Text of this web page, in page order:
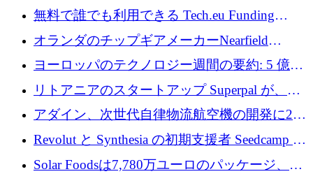
a16z が Prosper AI を 3,000 万ドルで支援
無料で誰でも利用できる Tech.eu Funding
Explorer のご紹介
オランダのチップギアメーカーNearfield
Instrumentsが3億8,000万ドルを調達
ヨーロッパのテクノロジー週間の要約: 5 億
8,500 万ユーロを超える 60 以上のテクノロジ
ー資金調達取引
リトアニアのスタートアップ Superpal が、
Slack 内に構築された AI コワーカー プラット
フォームのために 50 万ユーロを調達
アダイン、次世代自律物流航空機の開発に250
万ユーロを確保
Revolut と Synthesia の初期支援者 Seedcamp が
3 億 2,000 万ドルを調達、米国に投資
Solar Foodsは7,780万ユーロのパッケージ、5